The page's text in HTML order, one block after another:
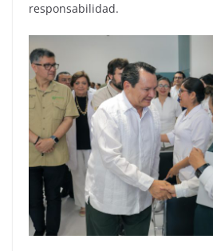
responsabilidad.